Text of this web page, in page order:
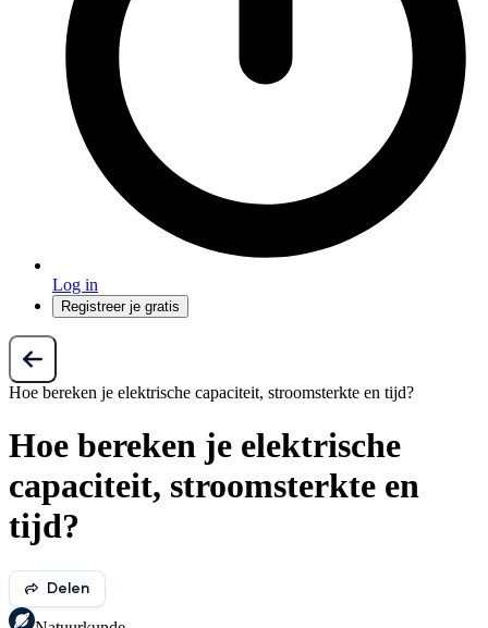
Log in
Registreer je gratis
Hoe bereken je elektrische capaciteit, stroomsterkte en tijd?
Hoe bereken je elektrische
capaciteit, stroomsterkte en
tijd?
Delen